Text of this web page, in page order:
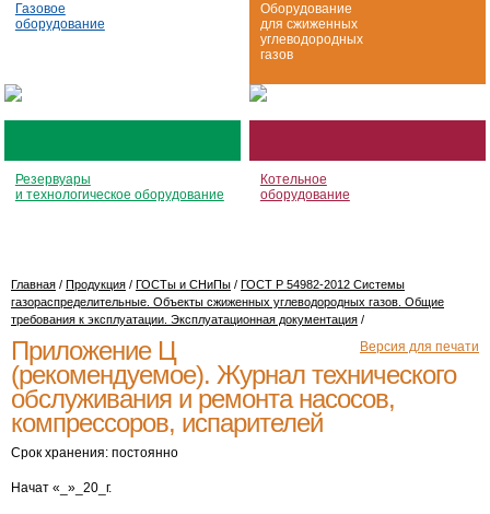
Газовое
оборудование
Оборудование
для сжиженных
углеводородных
газов
Резервуары
и технологическое оборудование
Котельное
оборудование
Главная / Продукция / ГОСТы и СНиПы / ГОСТ Р 54982-2012 Системы
газораспределительные. Объекты сжиженных углеводородных газов. Общие
требования к эксплуатации. Эксплуатационная документация /
Версия для печати
Приложение Ц
(рекомендуемое). Журнал технического
обслуживания и ремонта насосов,
компрессоров, испарителей
Срок хранения: постоянно
Начат «_»_20_г.